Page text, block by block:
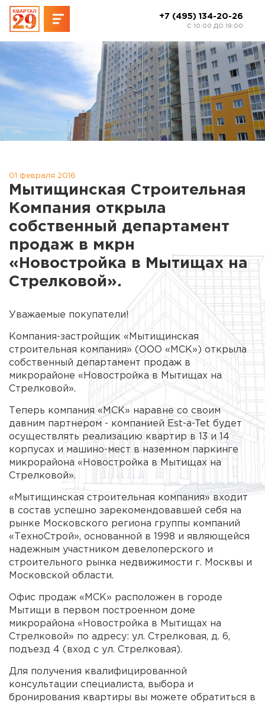
+7 (495) 134-20-26
C 10:00 ДО 19:00
01 февраля 2016
Мытищинская Строительная
Компания открыла
собственный департамент
продаж в мкрн
«Новостройка в Мытищах на
Стрелковой».
Уважаемые покупатели!
Компания-застройщик «Мытищинская
строительная компания» (ООО «МСК») открыла
собственный департамент продаж в
микрорайоне «Новостройка в Мытищах на
Стрелковой».
Теперь компания «МСК» наравне со своим
давним партнером - компанией Est-a-Tet будет
осуществлять реализацию квартир в 13 и 14
корпусах и машино-мест в наземном паркинге
микрорайона «Новостройка в Мытищах на
Стрелковой».
«Мытищинская строительная компания» входит
в состав успешно зарекомендовавшей себя на
рынке Московского региона группы компаний
«ТехноСтрой», основанной в 1998 и являющейся
надежным участником девелоперского и
строительного рынка недвижимости г. Москвы и
Московской области.
Офис продаж «МСК» расположен в городе
Мытищи в первом построенном доме
микрорайона «Новостройка в Мытищах на
Стрелковой» по адресу: ул. Стрелковая, д. 6,
подъезд 4 (вход с ул. Стрелковая).
Для получения квалифицированной
консультации специалиста, выбора и
бронирования квартиры вы можете обратиться в